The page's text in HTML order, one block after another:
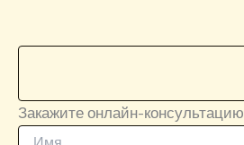
Закажите онлайн-консультацию